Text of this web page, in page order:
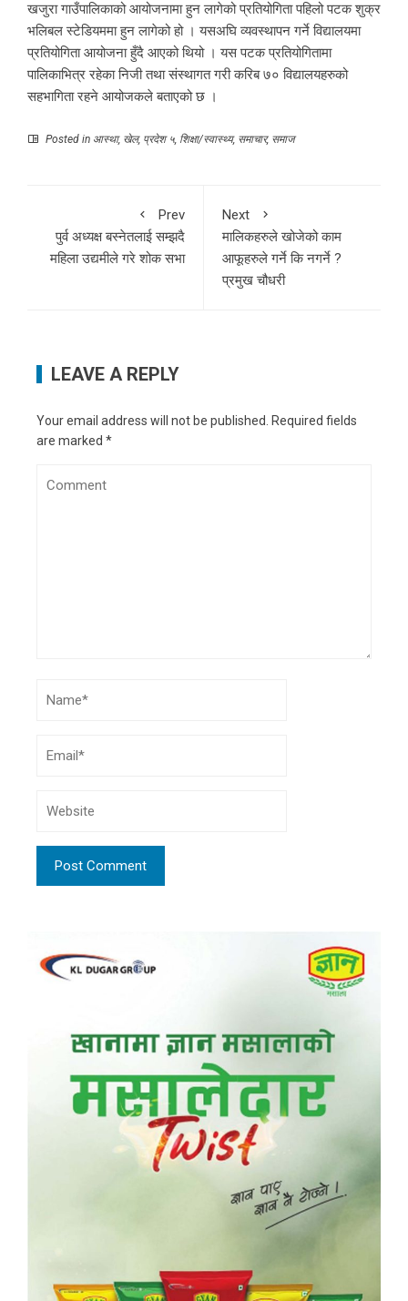
खजुरा गाउँपालिकाको आयोजनामा हुन लागेको प्रतियोगिता पहिलो पटक शुक्र
भलिबल स्टेडियममा हुन लागेको हो । यसअघि व्यवस्थापन गर्ने विद्यालयमा
प्रतियोगिता आयोजना हुँदै आएको थियो । यस पटक प्रतियोगितामा
पालिकाभित्र रहेका निजी तथा संस्थागत गरी करिब ७० विद्यालयहरुको
सहभागिता रहने आयोजकले बताएको छ ।
Posted in आस्था, खेल, प्रदेश ५, शिक्षा/स्वास्थ्य, समाचार, समाज
Prev
पुर्व अध्यक्ष बस्नेतलाई सम्झदै
महिला उद्यमीले गरे शोक सभा
Next
मालिकहरुले खोजेको काम
आफूहरुले गर्ने कि नगर्ने ?
प्रमुख चौधरी
LEAVE A REPLY
Your email address will not be published. Required fields
are marked *